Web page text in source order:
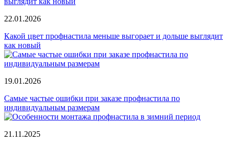
22.01.2026
Какой цвет профнастила меньше выгорает и дольше выглядит
как новый
19.01.2026
Самые частые ошибки при заказе профнастила по
индивидуальным размерам
21.11.2025